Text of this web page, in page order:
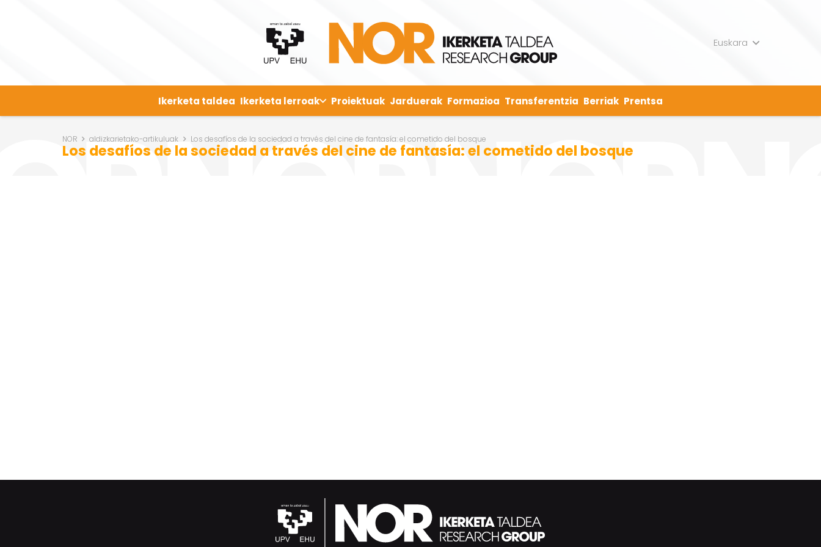
Euskara
Ikerketa taldea Ikerketa lerroak Proiektuak Jarduerak Formazioa Transferentzia Berriak Prentsa
NOR aldizkarietako-artikuluak Los desafíos de la sociedad a través del cine de fantasía: el cometido del bosque
Los desafíos de la sociedad a través del cine de fantasía: el cometido del bosque